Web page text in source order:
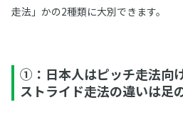
走法」かの2種類に大別できます。
①：日本人はピッチ走法向
ストライド走法の違いは足